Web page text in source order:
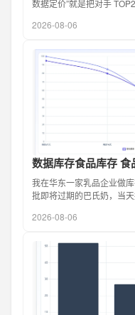
数据定价”就是把对手
2026-08-06
数据库存食品库存
我在华东一家乳品企业做
批即将过期的巴氏奶，当
2026-08-06